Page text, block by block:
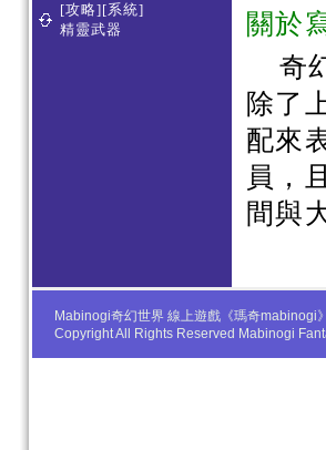
[攻略][系統]
精靈武器
關於
奇
除了
配來
員，
間與
Mabinogi奇幻世界 線上遊戲《瑪奇mabinogi
Copyright All Rights Reserved Mabinogi